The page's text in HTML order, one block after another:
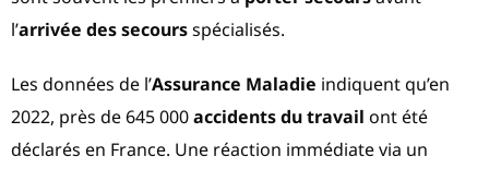
l’arrivée des secoursspécialisés.
Les données de l’Assurance Maladie indiquent qu’en
2022, près de 645 000accidents du travail ont été
déclarés en France. Une réaction immédiate via un